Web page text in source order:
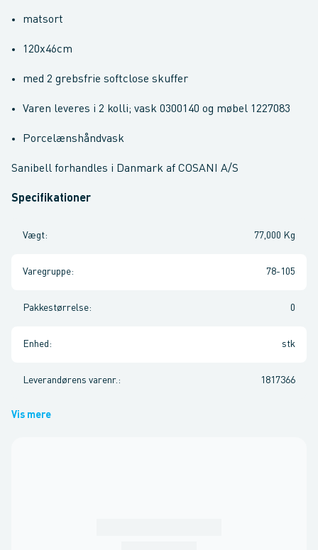
matsort
120x46cm
med 2 grebsfrie softclose skuffer
Varen leveres i 2 kolli; vask 0300140 og møbel 1227083
Porcelænshåndvask
Sanibell forhandles i Danmark af COSANI A/S
Specifikationer
Vægt: 77,000 Kg
Varegruppe: 78-105
Pakkestørrelse: 0
Enhed : stk
Leverandørens varenr. : 1817366
Vis mere